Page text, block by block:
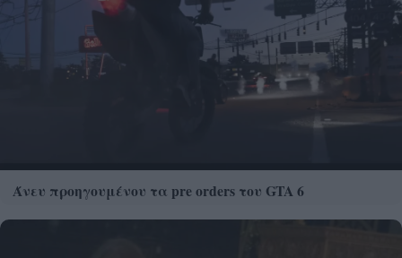
Άνευ προηγουμένου τα pre orders του GTA 6